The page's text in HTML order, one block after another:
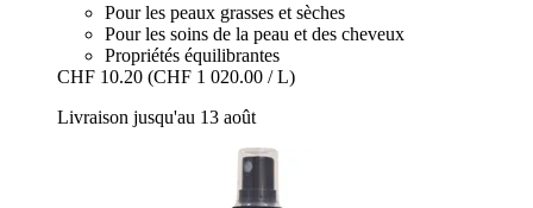
Pour les peaux grasses et sèches
Pour les soins de la peau et des cheveux
Propriétés équilibrantes
CHF 10.20 (CHF 1 020.00 / L)
Livraison jusqu'au 13 août